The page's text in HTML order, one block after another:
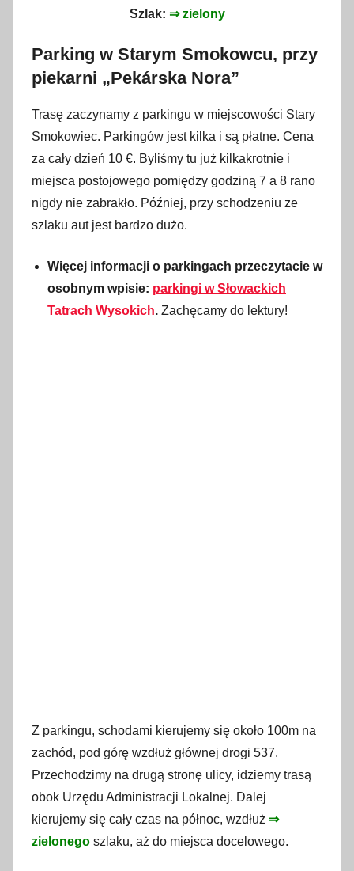
Szlak: ⇒ zielony
Parking w Starym Smokowcu, przy
piekarni „Pekárska Nora”
Trasę zaczynamy z parkingu w miejscowości Stary
Smokowiec. Parkingów jest kilka i są płatne. Cena
za cały dzień 10 €. Byliśmy tu już kilkakrotnie i
miejsca postojowego pomiędzy godziną 7 a 8 rano
nigdy nie zabrakło. Później, przy schodzeniu ze
szlaku aut jest bardzo dużo.
Więcej informacji o parkingach przeczytacie w
osobnym wpisie: parkingi w Słowackich
Tatrach Wysokich. Zachęcamy do lektury!
Z parkingu, schodami kierujemy się około 100m na
zachód, pod górę wzdłuż głównej drogi 537.
Przechodzimy na drugą stronę ulicy, idziemy trasą
obok Urzędu Administracji Lokalnej. Dalej
kierujemy się cały czas na północ, wzdłuż ⇒
zielonego szlaku, aż do miejsca docelowego.